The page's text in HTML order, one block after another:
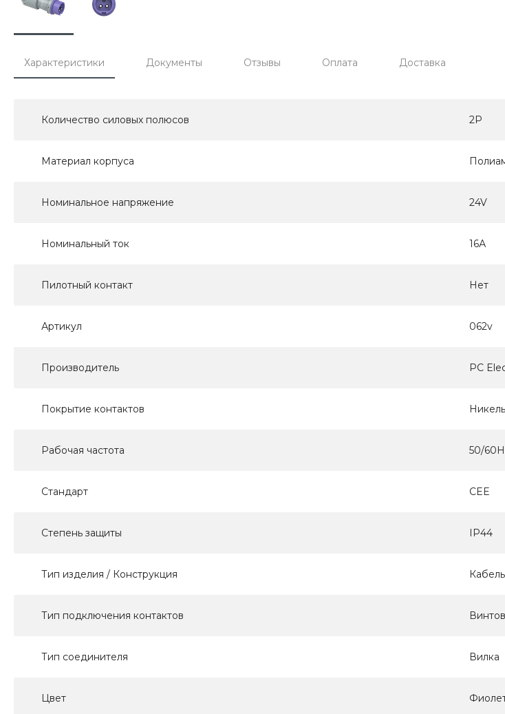
Характеристики Документы Отзывы Оплата Доставка
Количество силовых полюсов 2P
Материал корпуса
Номинальное напряжение 24V
Номинальный ток 16А
Пилотный контакт Нет
Артикул 062v
Производитель PC
Покрытие контактов Никель
Рабочая частота 50/
Стандарт CEE
Степень защиты IP44
Тип изделия / Конструкция
Тип подключения контактов
Тип соединителя Вилка
Цвет